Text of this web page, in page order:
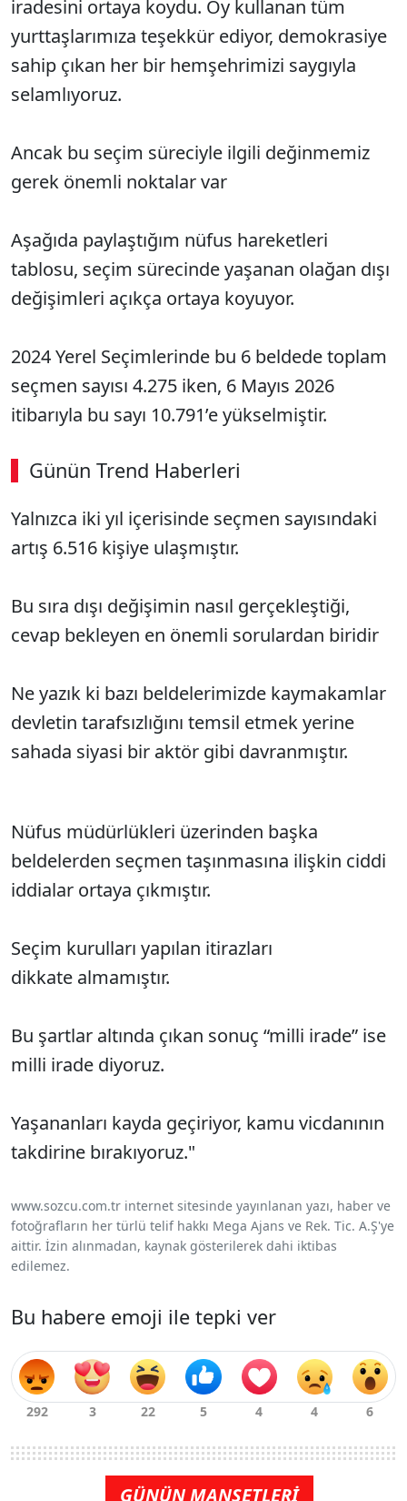
iradesini ortaya koydu. Oy kullanan tüm
yurttaşlarımıza teşekkür ediyor, demokrasiye
sahip çıkan her bir hemşehrimizi saygıyla
selamlıyoruz.
Ancak bu seçim süreciyle ilgili değinmemiz
gerek önemli noktalar var
Aşağıda paylaştığım nüfus hareketleri
tablosu, seçim sürecinde yaşanan olağan dışı
değişimleri açıkça ortaya koyuyor.
2024 Yerel Seçimlerinde bu 6 beldede toplam
seçmen sayısı 4.275 iken, 6 Mayıs 2026
itibarıyla bu sayı 10.791’e yükselmiştir.
Günün Trend Haberleri
00:02 / 08:06
Sesi Aç
Yalnızca iki yıl içerisinde seçmen sayısındaki
artış 6.516 kişiye ulaşmıştır.
Bu sıra dışı değişimin nasıl gerçekleştiği,
cevap bekleyen en önemli sorulardan biridir
Ne yazık ki bazı beldelerimizde kaymakamlar
devletin tarafsızlığını temsil etmek yerine
sahada siyasi bir aktör gibi davranmıştır.
Nüfus müdürlükleri üzerinden başka
beldelerden seçmen taşınmasına ilişkin ciddi
iddialar ortaya çıkmıştır.
Seçim kurulları yapılan itirazları
dikkate almamıştır.
Bu şartlar altında çıkan sonuç “milli irade” ise
milli irade diyoruz.
Yaşananları kayda geçiriyor, kamu vicdanının
takdirine bırakıyoruz."
www.sozcu.com.tr internet sitesinde yayınlanan yazı, haber ve
fotoğrafların her türlü telif hakkı Mega Ajans ve Rek. Tic. A.Ş'ye
aittir. İzin alınmadan, kaynak gösterilerek dahi iktibas
edilemez.
Bu habere emoji ile tepki ver
GÜNÜN MANŞETLERİ